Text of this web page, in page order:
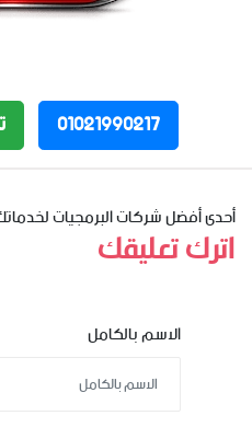
01021990217
أحدى أفضل شركات البرمجيات
اترك تعليقك
الاسم بالكامل